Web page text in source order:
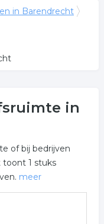
in Barendrecht
in
of bij bedrijven
toont 1 stuks
meer